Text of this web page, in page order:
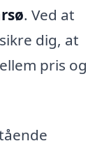
. Ved at
dig, at
pris og